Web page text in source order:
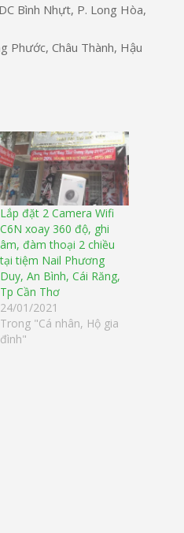
Bình Nhựt, P. Long Hòa,
Phước, Châu Thành, Hậu
Lắp đặt 2 Camera Wifi
C6N xoay 360 độ, ghi
âm, đàm thoại 2 chiều
tại tiệm Nail Phương
Duy, An Bình, Cái Răng,
Tp Cần Thơ
24/01/2021
Trong "Cá nhân, Hộ gia
đình"